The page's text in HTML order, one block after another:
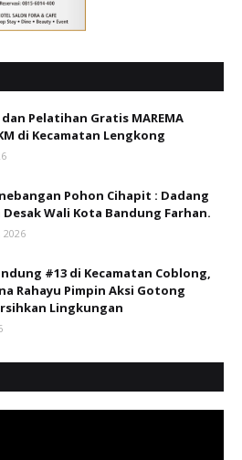
Pelatihan Gratis MAREMA
di Kecamatan Lengkong
Pohon Cihapit : Dadang
Desak Wali Kota Bandung Farhan.
2026
#13 di Kecamatan Coblong,
Rahayu Pimpin Aksi Gotong
Lingkungan